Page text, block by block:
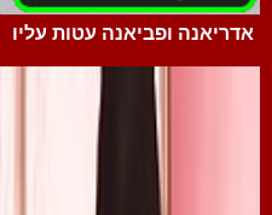
אדריאנה ופביאנה עטות עליו